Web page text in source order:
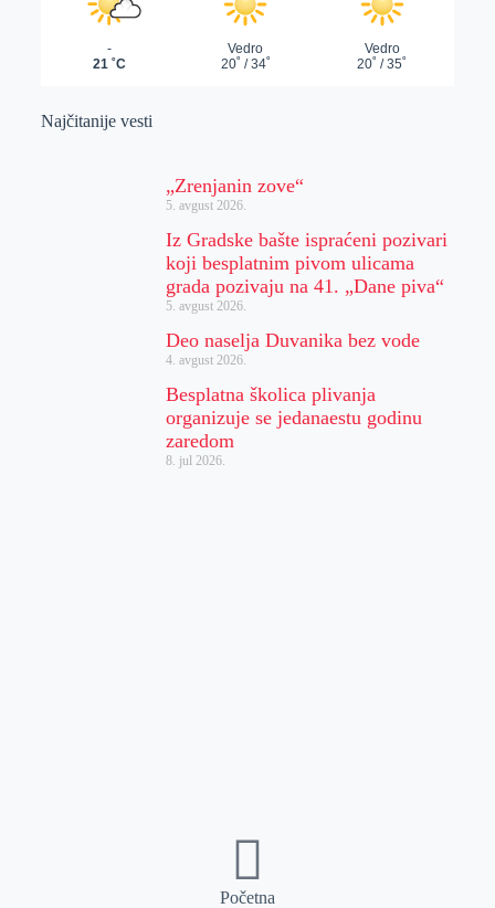
Najčitanije vesti
„Zrenjanin zove“
5. avgust 2026.
Iz Gradske bašte ispraćeni pozivari
koji besplatnim pivom ulicama
grada pozivaju na 41. „Dane piva“
5. avgust 2026.
Deo naselja Duvanika bez vode
4. avgust 2026.
Besplatna školica plivanja
organizuje se jedanaestu godinu
zaredom
8. jul 2026.
Početna